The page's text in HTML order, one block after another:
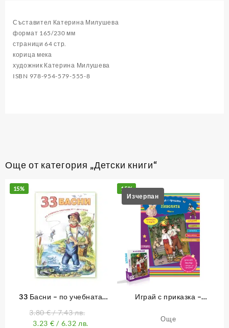
Съставител Катерина Милушева
формат 165/230 мм
страници 64 стр.
корица мека
художник Катерина Милушева
ISBN 978-954-579-555-8
Още от категория „Детски книги“
15%
33 Басни – по учебната
3.80€/ 7.43 лв.
3.23 € / 6.32 лв.
15%
Играй с приказка –
Още